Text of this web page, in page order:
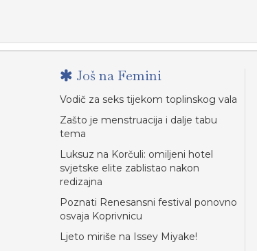
Još na Femini
Vodič za seks tijekom toplinskog vala
Zašto je menstruacija i dalje tabu
tema
Luksuz na Korčuli: omiljeni hotel
svjetske elite zablistao nakon
redizajna
Poznati Renesansni festival ponovno
osvaja Koprivnicu
Ljeto miriše na Issey Miyake!